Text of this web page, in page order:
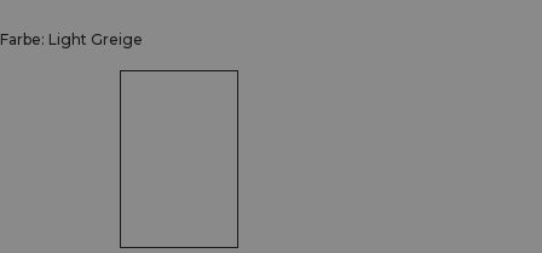
Farbe: Light Greige